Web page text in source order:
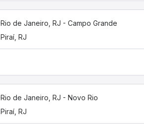
Rio de Janeiro, RJ - Campo Grande
Piraí, RJ
Rio de Janeiro, RJ - Novo Rio
Piraí, RJ